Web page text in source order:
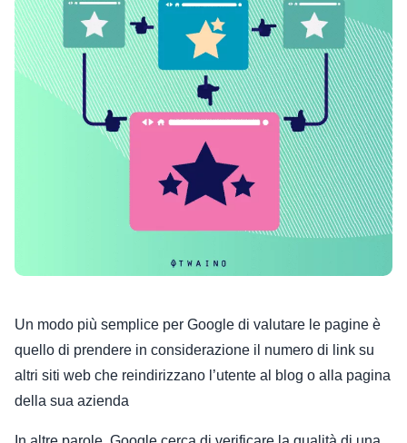
Un modo più semplice per Google di valutare le pagine è
quello di prendere in considerazione il numero di link su
altri siti web che reindirizzano l’utente al blog o alla pagina
della sua azienda